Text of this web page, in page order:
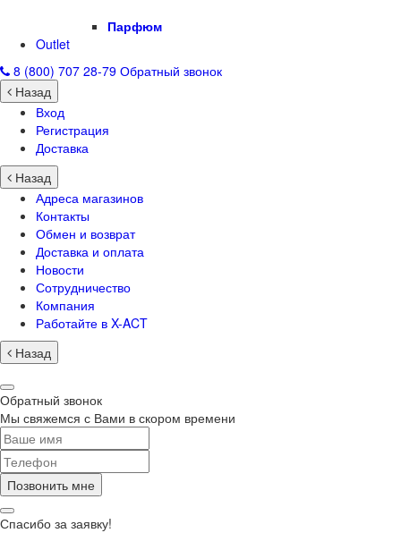
Парфюм
Outlet
8 (800) 707 28-79 Обратный звонок
Назад
Вход
Регистрация
Доставка
Назад
Адреса магазинов
Контакты
Обмен и возврат
Доставка и оплата
Новости
Сотрудничество
Компания
Работайте в X-ACT
Назад
Обратный звонок
Мы свяжемся с Вами в скором времени
Позвонить мне
Спасибо за заявку!